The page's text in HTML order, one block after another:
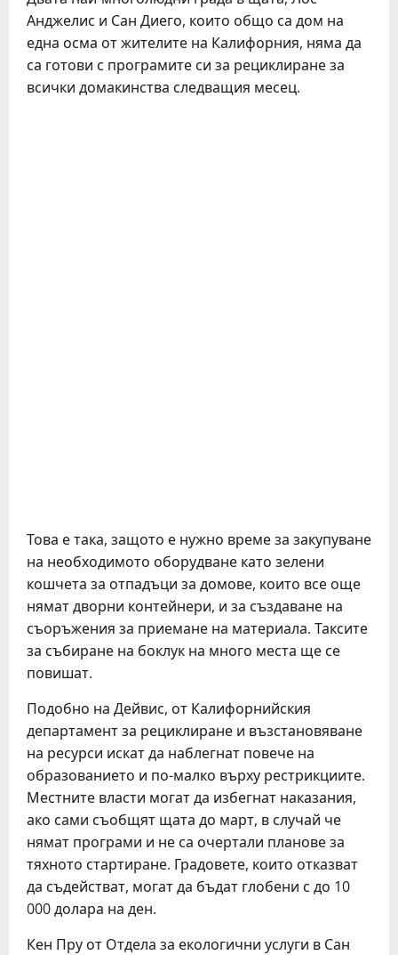
Анджелис и Сан Диего, които общо са дом на
една осма от жителите на Калифорния, няма да
са готови с програмите си за рециклиране за
всички домакинства следващия месец.
Това е така, защото е нужно време за закупуване
на необходимото оборудване като зелени
кошчета за отпадъци за домове, които все още
нямат дворни контейнери, и за създаване на
съоръжения за приемане на материала. Таксите
за събиране на боклук на много места ще се
повишат.
Подобно на Дейвис, от Калифорнийския
департамент за рециклиране и възстановяване
на ресурси искат да наблегнат повече на
образованието и по-малко върху рестрикциите.
Местните власти могат да избегнат наказания,
ако сами съобщят щата до март, в случай че
нямат програми и не са очертали планове за
тяхното стартиране. Градовете, които отказват
да съдействат, могат да бъдат глобени с до 10
000 долара на ден.
Кен Пру от Отдела за екологични услуги в Сан